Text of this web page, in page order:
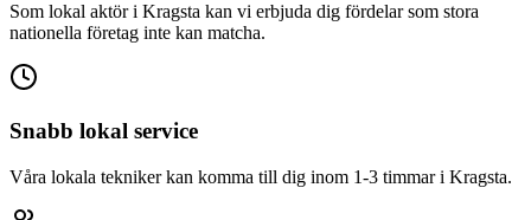
Som lokal aktör i Kragsta kan vi erbjuda dig fördelar som stora
nationella företag inte kan matcha.
Snabb lokal service
Våra lokala tekniker kan komma till dig inom 1-3 timmar i Kragsta.